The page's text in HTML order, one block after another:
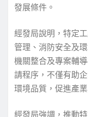
發展條件。
經發局說明，特定
管理、消防安全及
機關整合及專案輔
請程序，不僅有助
環境品質，促進產
經發局強調，推動